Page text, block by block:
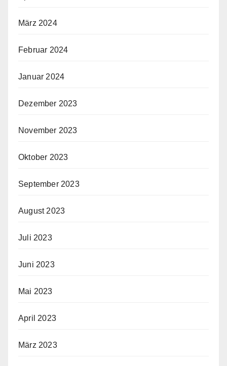
März 2024
Februar 2024
Januar 2024
Dezember 2023
November 2023
Oktober 2023
September 2023
August 2023
Juli 2023
Juni 2023
Mai 2023
April 2023
März 2023